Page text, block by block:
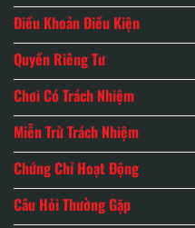
Điều Khoản Điều Kiện
Quyền Riêng Tư
Chơi Có Trách Nhiệm
Miễn Trừ Trách Nhiệm
Chứng Chỉ Hoạt Động
Câu Hỏi Thường Gặp